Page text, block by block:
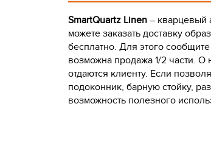
SmartQuartz Linen – кварцевый
можете заказать доставку
бесплатно. Для этого
возможна продажа 1/2 части. О
отдаются клиенту. Если
подоконник, барную стойку,
возможность полезного